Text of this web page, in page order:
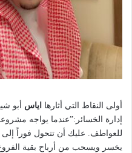
أولى النقاط التي أثارها اياس أبو
إدارة الخسائر:”عندما يواجه
للعواطف. عليك أن تتحول فوراً
يخسر ويسحب من أرباح بقية